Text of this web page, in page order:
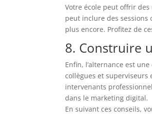
Votre école peut offrir
peut inclure des sessions
plus encore. Profitez de
8. Construire
Enfin, l’alternance est
collègues et superviseurs
intervenants
dans le marketing digital.
En suivant ces conseils,